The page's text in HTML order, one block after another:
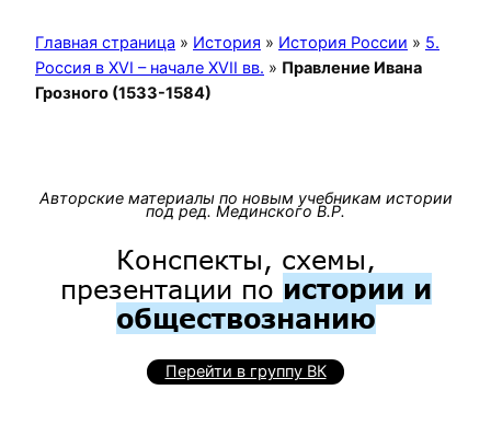
Главная страница » История » История России » 5.
Россия в XVI – начале XVII вв. » Правление Ивана
Грозного (1533-1584)
Авторские материалы по новым учебникам истории
под ред. Мединского В.Р.
Конспекты, схемы,
презентации по истории и
обществознанию
Перейти в группу ВК